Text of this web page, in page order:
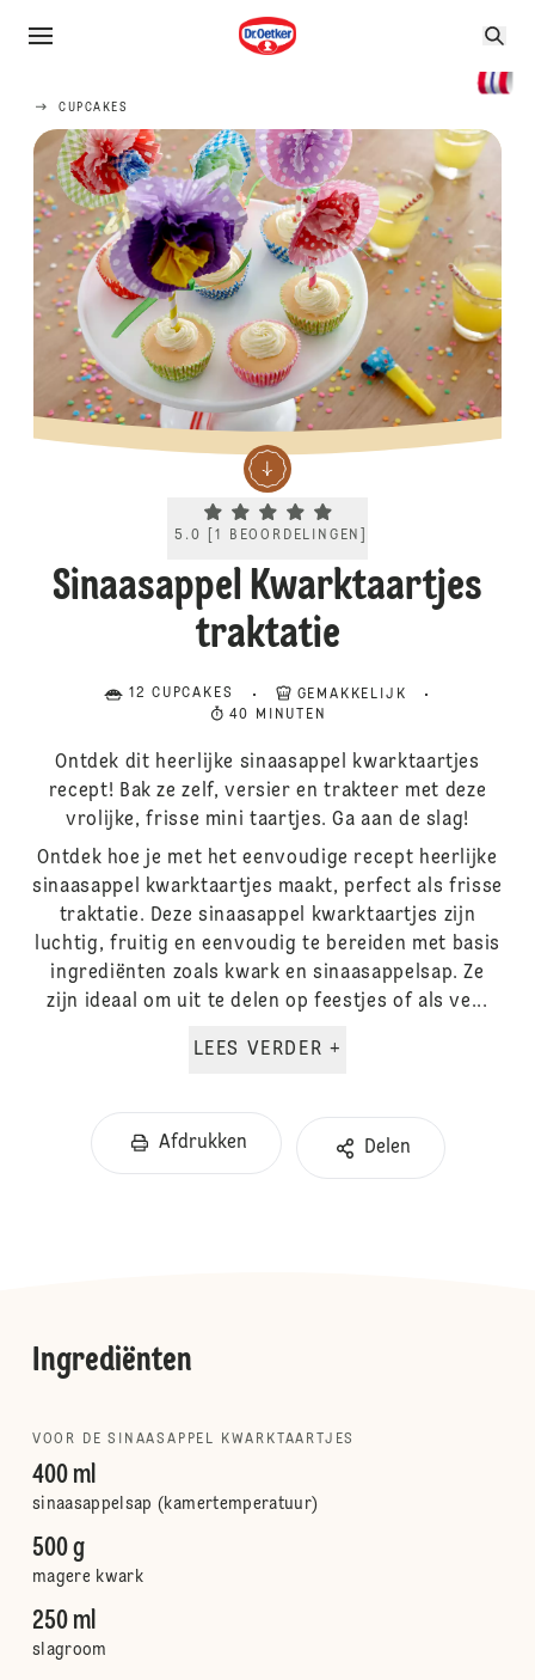
CUPCAKES
Current rating 5.0. Click to rate.
5.0 [1 BEOORDELINGEN
Sinaasappel Kwarktaartjes
traktatie
12 CUPCAKES
GEMAKKELIJK
40 MINUTEN
Ontdek dit heerlijke sinaasappel kwarktaartjes
recept! Bak ze zelf, versier en trakteer met deze
vrolijke, frisse mini taartjes. Ga aan de slag!
Ontdek hoe je met het eenvoudige recept heerlijke
sinaasappel kwarktaartjes maakt, perfect als frisse
traktatie. Deze sinaasappel kwarktaartjes zijn
luchtig, fruitig en eenvoudig te bereiden met basis
ingrediënten zoals kwark en sinaasappelsap. Ze
zijn ideaal om uit te delen op feestjes of als ve...
LEES VERDER +
Afdrukken Delen
Ingrediënten
VOOR DE SINAASAPPEL KWARKTAARTJES
400 ml
sinaasappelsap (kamertemperatuur)
500 g
magere kwark
250 ml
slagroom